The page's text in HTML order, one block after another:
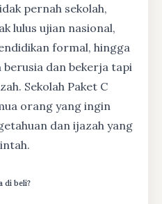
pernah sekolah,
lulus ujian nasional,
formal, hingga
berusia dan bekerja tapi
Sekolah Paket C
orang yang ingin
dan ijazah yang
di beli?